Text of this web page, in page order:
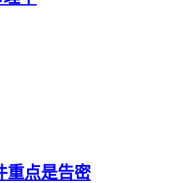
重点是告密